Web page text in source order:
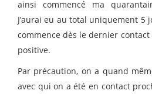
ainsi commencé ma
J’aurai eu au total uniquement 5
commence dès le dernier
positive.
Par précaution, on a quand
avec qui on a été en contact